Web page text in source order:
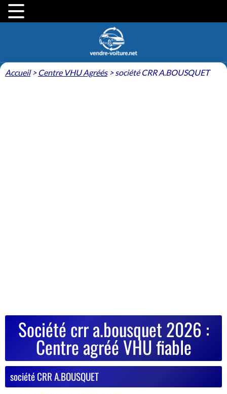
Accueil> Centre VHU Agréés> société CRR A.BOUSQUET
Société crr a.bousquet 2026 :
Centre agréé VHU fiable
société CRR A.BOUSQUET